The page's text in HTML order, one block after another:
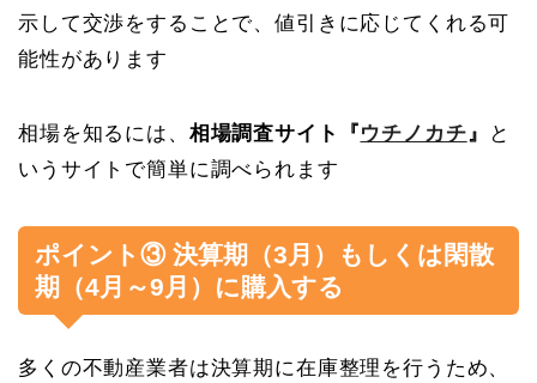
示して交渉をすることで、値引きに応じてくれる可
能性があります
相場を知るには、 相場調査サイト『ウチノカチ 』
と
いうサイトで簡単に調べられます
ポイント③ 決算期（3月）もしくは閑散
期（4月～9月）に購入する
多くの不動産業者は決算期に在庫整理を行うため、